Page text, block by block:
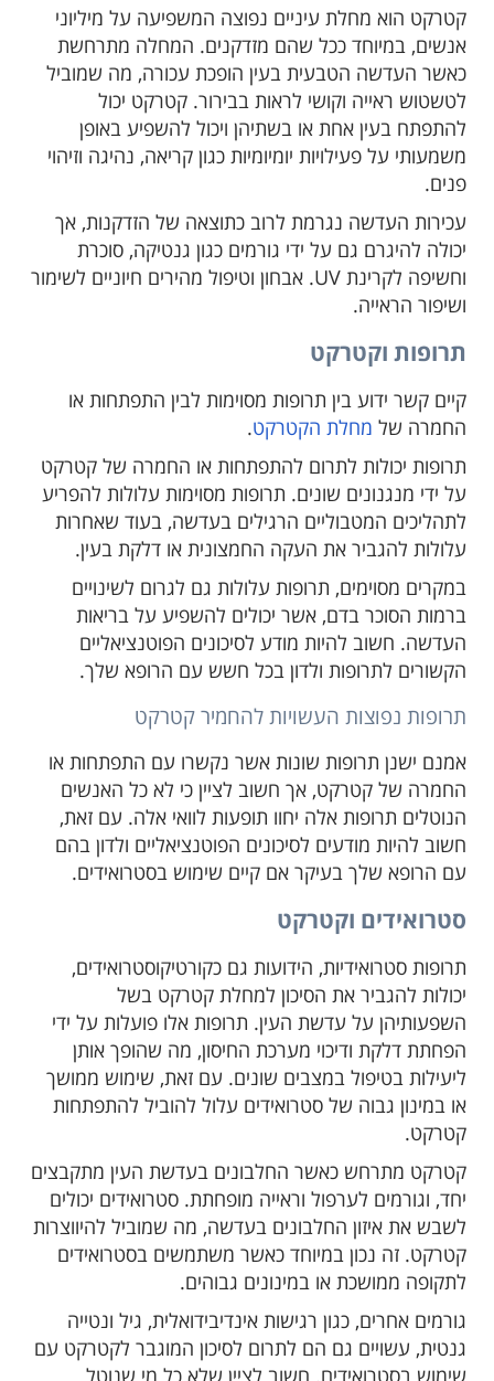
קטרקט הוא מחלת עיניים נפוצה המשפיעה על מיליוני
אנשים, במיוחד ככל שהם מזדקנים. המחלה מתרחשת
כאשר העדשה הטבעית בעין הופכת עכורה, מה שמוביל
לטשטוש ראייה וקושי לראות בבירור. קטרקט יכול
להתפתח בעין אחת או בשתיהן ויכול להשפיע באופן
משמעותי על פעילויות יומיומיות כגון קריאה, נהיגה וזיהוי
פנים.
עכירות העדשה נגרמת לרוב כתוצאה של הזדקנות, אך
יכולה להיגרם גם על ידי גורמים כגון גנטיקה, סוכרת
וחשיפה לקרינת UV. אבחון וטיפול מהירים חיוניים לשימור
ושיפור הראייה.
תרופות וקטרקט
קיים קשר ידוע בין תרופות מסוימות לבין התפתחות או
החמרה של מחלת הקטרקט.
תרופות יכולות לתרום להתפתחות או החמרה של קטרקט
על ידי מנגנונים שונים. תרופות מסוימות עלולות להפריע
לתהליכים המטבוליים הרגילים בעדשה, בעוד שאחרות
עלולות להגביר את העקה החמצונית או דלקת בעין.
במקרים מסוימים, תרופות עלולות גם לגרום לשינויים
ברמות הסוכר בדם, אשר יכולים להשפיע על בריאות
העדשה. חשוב להיות מודע לסיכונים הפוטנציאליים
הקשורים לתרופות ולדון בכל חשש עם הרופא שלך.
תרופות נפוצות העשויות להחמיר קטרקט
אמנם ישנן תרופות שונות אשר נקשרו עם התפתחות או
החמרה של קטרקט, אך חשוב לציין כי לא כל האנשים
הנוטלים תרופות אלה יחוו תופעות לוואי אלה. עם זאת,
חשוב להיות מודעים לסיכונים הפוטנציאליים ולדון בהם
עם הרופא שלך בעיקר אם קיים שימוש בסטרואידים.
סטרואידים וקטרקט
תרופות סטרואידיות, הידועות גם כקורטיקוסטרואידים,
יכולות להגביר את הסיכון למחלת קטרקט בשל
השפעותיהן על עדשת העין. תרופות אלו פועלות על ידי
הפחתת דלקת ודיכוי מערכת החיסון, מה שהופך אותן
ליעילות בטיפול במצבים שונים. עם זאת, שימוש ממושך
או במינון גבוה של סטרואידים עלול להוביל להתפתחות
קטרקט.
קטרקט מתרחש כאשר החלבונים בעדשת העין מתקבצים
יחד, וגורמים לערפול וראייה מופחתת. סטרואידים יכולים
לשבש את איזון החלבונים בעדשה, מה שמוביל להיווצרות
קטרקט. זה נכון במיוחד כאשר משתמשים בסטרואידים
לתקופה ממושכת או במינונים גבוהים.
גורמים אחרים, כגון רגישות אינדיבידואלית, גיל ונטייה
גנטית, עשויים גם הם לתרום לסיכון המוגבר לקטרקט עם
שימוש בסטרואידים. חשוב לציין שלא כל מי שנוטל